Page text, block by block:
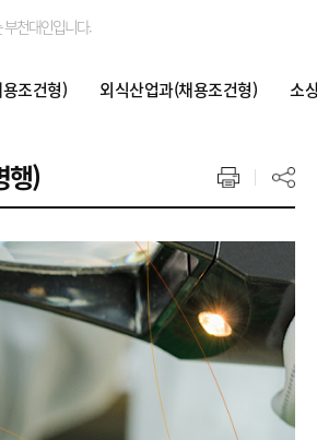
부천대인입니다.
조건형) 외식산업과(채용조건형) 소
행)